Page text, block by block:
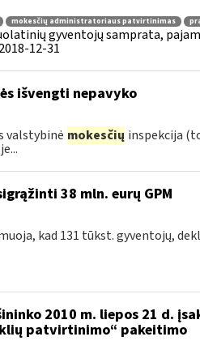
mokesčių administratoriaus patvirtinimas
gyventojų samprata,
12-31
išvengti nepavyko
valstybinė mokesčių inspekcija
38 mln. eurų GPM
kad 131 tūkst. gyventojų,
2010 m. liepos 21 d.
patvirtinimo“ pakeitimo